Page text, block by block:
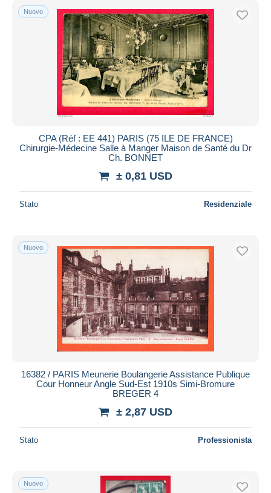
Nuovo
CPA (Réf : EE 441) PARIS (75 ILE DE FRANCE)
Chirurgie-Médecine Salle à Manger Maison de Santé du Dr
Ch. BONNET
± 0,81 USD
Stato Residenziale
Nuovo
16382 / PARIS Meunerie Boulangerie Assistance Publique
Cour Honneur Angle Sud-Est 1910s Simi-Bromure
BREGER 4
± 2,87 USD
Stato Professionista
Nuovo